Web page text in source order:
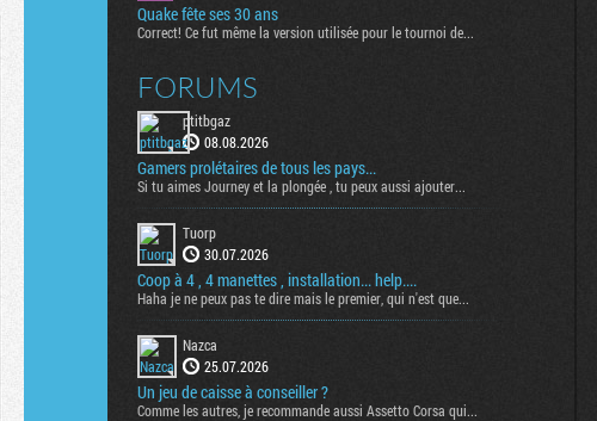
Quake fête ses 30 ans
Correct! Ce fut même la version utilisée pour le tournoi de...
FORUMS
ptitbgaz
08.08.2026
Gamers prolétaires de tous les pays...
Si tu aimes Journey et la plongée , tu peux aussi ajouter...
Tuorp
30.07.2026
Coop à 4 , 4 manettes , installation... help....
Haha je ne peux pas te dire mais le premier, qui n'est que...
Nazca
25.07.2026
Un jeu de caisse à conseiller ?
Comme les autres, je recommande aussi Assetto Corsa qui...